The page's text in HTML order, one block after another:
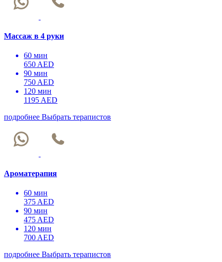
Массаж в 4 руки
60 мин
650 AED
90 мин
750 AED
120 мин
1195 AED
подробнее Выбрать терапистов
Ароматерапия
60 мин
375 AED
90 мин
475 AED
120 мин
700 AED
подробнее Выбрать терапистов